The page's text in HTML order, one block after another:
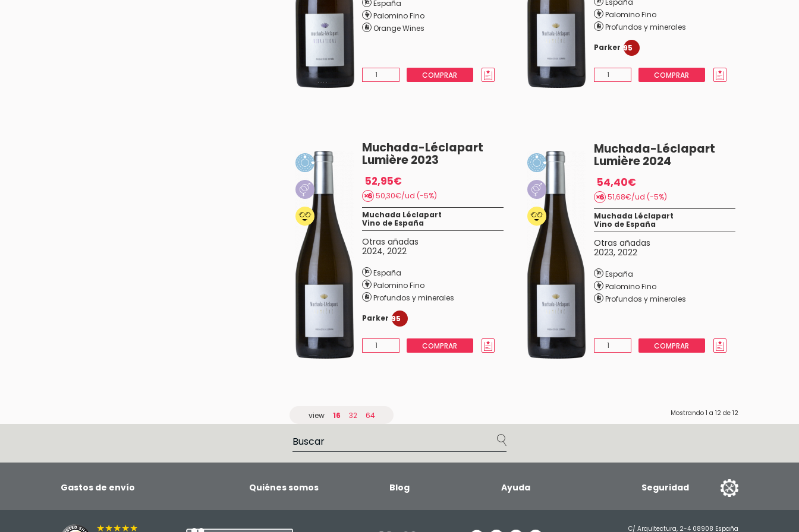
España
Palomino Fino
Orange Wines
COMPRAR
España
Palomino Fino
Profundos y minerales
Parker 95
COMPRAR
Muchada-Léclapart
Lumière 2023
52,95€
50,30€/ud (-5%)
Muchada Léclapart
Vino de España
Otras añadas
2024, 2022
España
Palomino Fino
Profundos y minerales
Parker 95
COMPRAR
Muchada-Léclapart
Lumière 2024
54,40€
51,68€/ud (-5%)
Muchada Léclapart
Vino de España
Otras añadas
2023, 2022
España
Palomino Fino
Profundos y minerales
COMPRAR
view 16 32 64 Mostrando 1 a 12de 12
Gastos de envío Quiénes somos Blog Ayuda Seguridad
★★★★★ C/ Arquitectura, 2-4 08908 España